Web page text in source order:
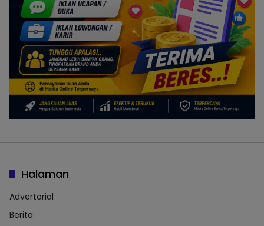
Halaman
Advertorial
Berita